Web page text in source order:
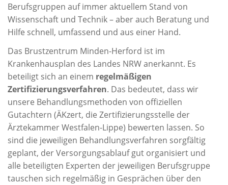
Berufsgruppen auf immer aktuellem Stand von
Wissenschaft und Technik – aber auch Beratung und
Hilfe schnell, umfassend und aus einer Hand.
Das Brustzentrum Minden-Herford ist im
Krankenhausplan des Landes NRW anerkannt. Es
beteiligt sich an einem regelmäßigen
Zertifizierungsverfahren. Das bedeutet, dass wir
unsere Behandlungsmethoden von offiziellen
Gutachtern (ÄKzert, die Zertifizierungsstelle der
Ärztekammer Westfalen-Lippe) bewerten lassen. So
sind die jeweiligen Behandlungsverfahren sorgfältig
geplant, der Versorgungsablauf gut organisiert und
alle beteiligten Experten der jeweiligen Berufsgruppe
tauschen sich regelmäßig in Gesprächen über den